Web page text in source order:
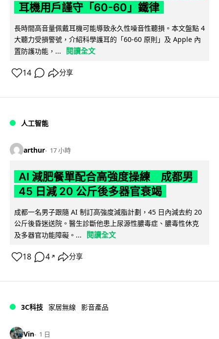
耳機用戶謹守「60-60」鐵律
長時間高音量佩戴耳機可能導致永久性噪音性聽損。本文盤點 4
大聽力受損警號，介紹科學護耳的「60-60 原則」及 Apple 內
置防護功能，...
閱讀全文
14 分享
人工智能
arthur 17 小時
AI 減肥餐單配合高強度操練 成都男
45 日減 20 公斤後多器官衰竭
成都一名男子跟隨 AI 制訂高強度減脂計劃，45 日內減去約 20
公斤後昏迷送院。醫生診斷他患上尿源性膿毒症、膿毒性休克
及多器官功能障礙。...
閱讀全文
18 4 ↗ 分享
3C科技 家居無線 影音產品
Vin 1 日